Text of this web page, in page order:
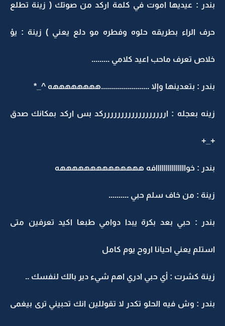
بندر : عيديها اموت في كلمة اركد من صوتك ( زينة تطلع
حرف الراء بطريقه حلوه وفطره مو دلع يعني ) زينة : يؤ
خلاص تعرف ماحب اعيد كلامي .........
بندر : بتعدينها وإلا ........................ههههههههه ^_*
زينه بعجله : ارررررررررررررررررركد بس اركد بمكانك صدق
+_+
بندر : خوااااااااااااااافه ههههههههههههههه
زينة : من خاف سلم حبي ..........
بندر : حبي بعد بكرة يبدا دوامي طبعا اكيد تعرفين متى
استلم يعني احيانا اروح يوم كامل
زينة كشرت : أي حبي ادري اهم شيء دير بالك لنفسك ..
بندر : وش فيه الحلو تكدر لا تقوللين انك تحبيني ترى بيغمى